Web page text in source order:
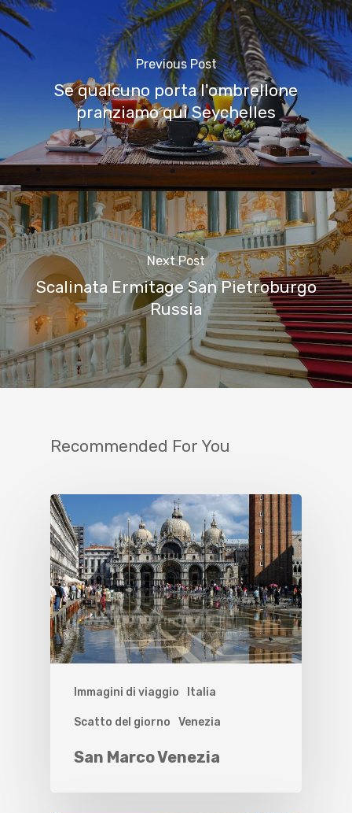
Previous Post
Se qualcuno porta l'ombrellone
pranziamo qui Seychelles
Next Post
Scalinata Ermitage San Pietroburgo
Russia
Recommended For You
Immagini di viaggio Italia
Scatto del giorno Venezia
San Marco Venezia